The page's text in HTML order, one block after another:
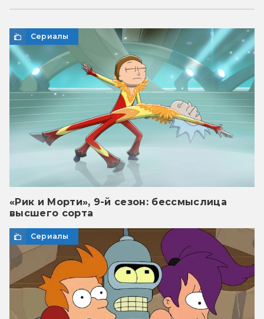
Сериалы
«Рик и Морти», 9-й сезон: бессмыслица
высшего сорта
Сериалы